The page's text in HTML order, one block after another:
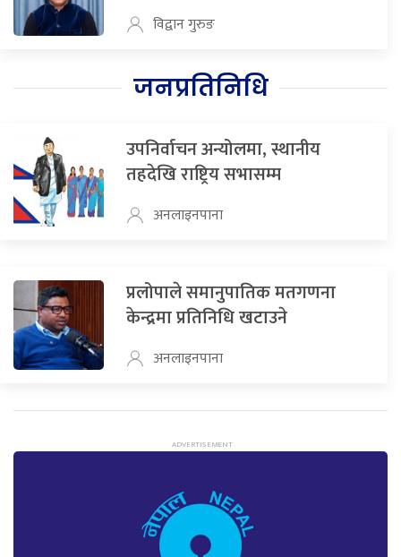
विद्वान गुरुङ
जनप्रतिनिधि
उपनिर्वाचन अन्योलमा, स्थानीय
तहदेखि राष्ट्रिय सभासम्म
अनलाइनपाना
प्रलोपाले समानुपातिक मतगणना
केन्द्रमा प्रतिनिधि खटाउने
अनलाइनपाना